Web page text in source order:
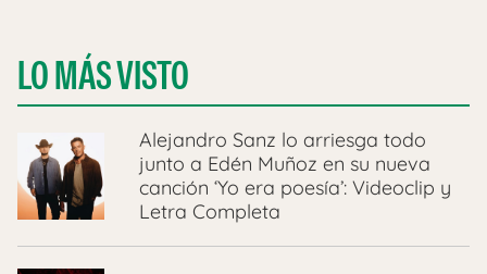
LO MÁS VISTO
Alejandro Sanz lo arriesga todo
junto a Edén Muñoz en su nueva
canción ‘Yo era poesía’: Videoclip y
Letra Completa